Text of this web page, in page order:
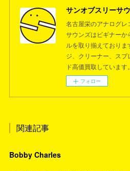
名古屋栄のアナログレ
サウンズはビギナーか
ルを取り揃えており
ジ、クリーナー、ス
ド高価買取しています。
フォロー
関連記事
Bobby Charles